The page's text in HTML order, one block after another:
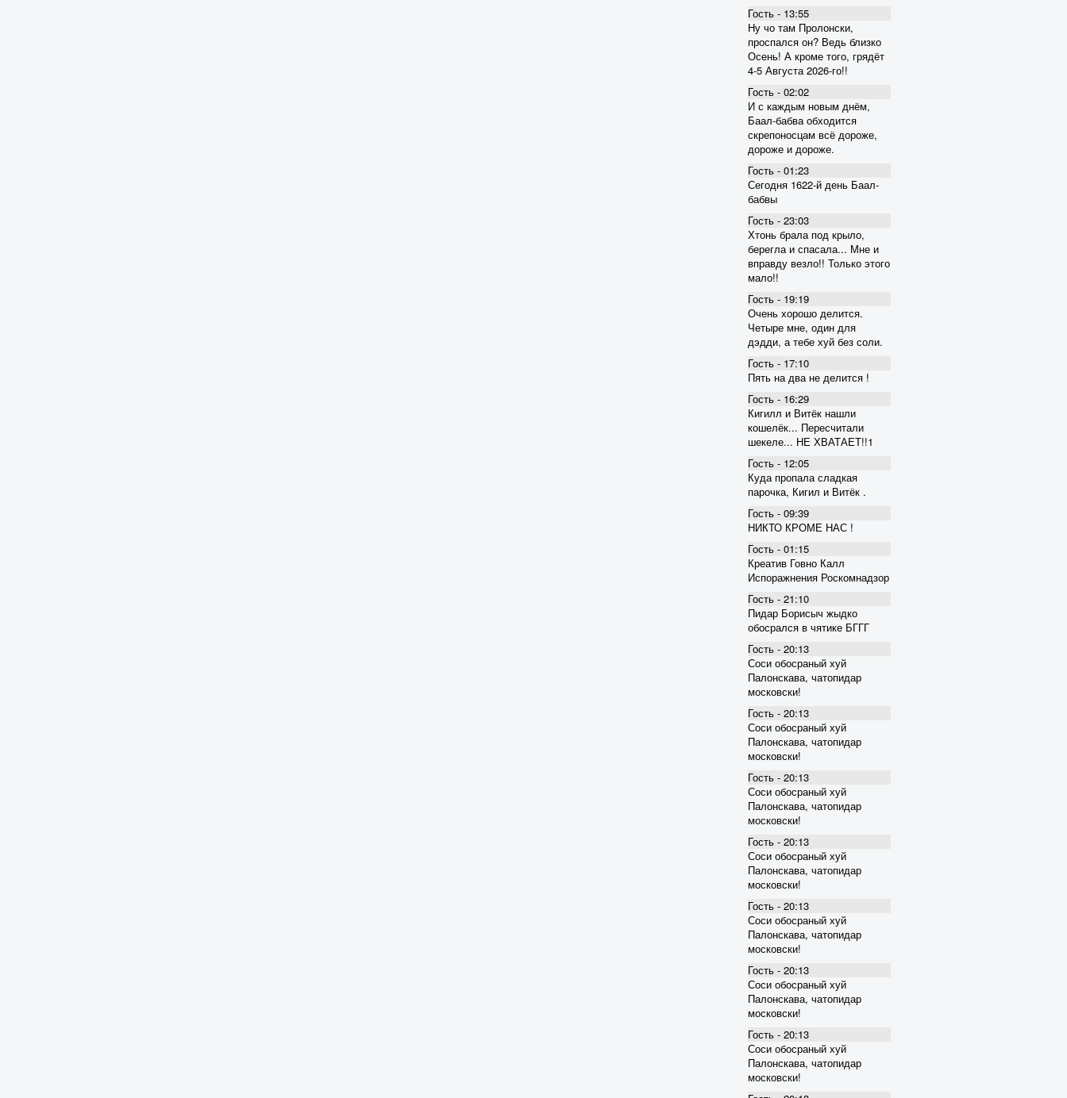
Гость - 13:55
Ну чо там Пролонски,
проспался он? Ведь близко
Осень! А кроме того, грядёт
4-5 Августа 2026-го!!
Гость - 02:02
И с каждым новым днём,
Баал-бабва обходится
скрепоносцам всё дороже,
дороже и дороже.
Гость - 01:23
Сегодня 1622-й день Баал-
бабвы
Гость - 23:03
Хтонь брала под крыло,
берегла и спасала... Мне и
вправду везло!! Только этого
мало!!
Гость - 19:19
Очень хорошо делится.
Четыре мне, один для
дэдди, а тебе хуй без соли.
Гость - 17:10
Пять на два не делится !
Гость - 16:29
Кигилл и Витёк нашли
кошелёк... Пересчитали
шекеле... НЕ ХВАТАЕТ!!1
Гость - 12:05
Куда пропала сладкая
парочка, Кигил и Витёк .
Гость - 09:39
НИКТО КРОМЕ НАС !
Гость - 01:15
Креатив Говно Калл
Испоражнения Роскомнадзор
Гость - 21:10
Пидар Борисыч жыдко
обосрался в чятике БГГГ
Гость - 20:13
Соси обосраный хуй
Палонскава, чатопидар
московски!
Гость - 20:13
Соси обосраный хуй
Палонскава, чатопидар
московски!
Гость - 20:13
Соси обосраный хуй
Палонскава, чатопидар
московски!
Гость - 20:13
Соси обосраный хуй
Палонскава, чатопидар
московски!
Гость - 20:13
Соси обосраный хуй
Палонскава, чатопидар
московски!
Гость - 20:13
Соси обосраный хуй
Палонскава, чатопидар
московски!
Гость - 20:13
Соси обосраный хуй
Палонскава, чатопидар
московски!